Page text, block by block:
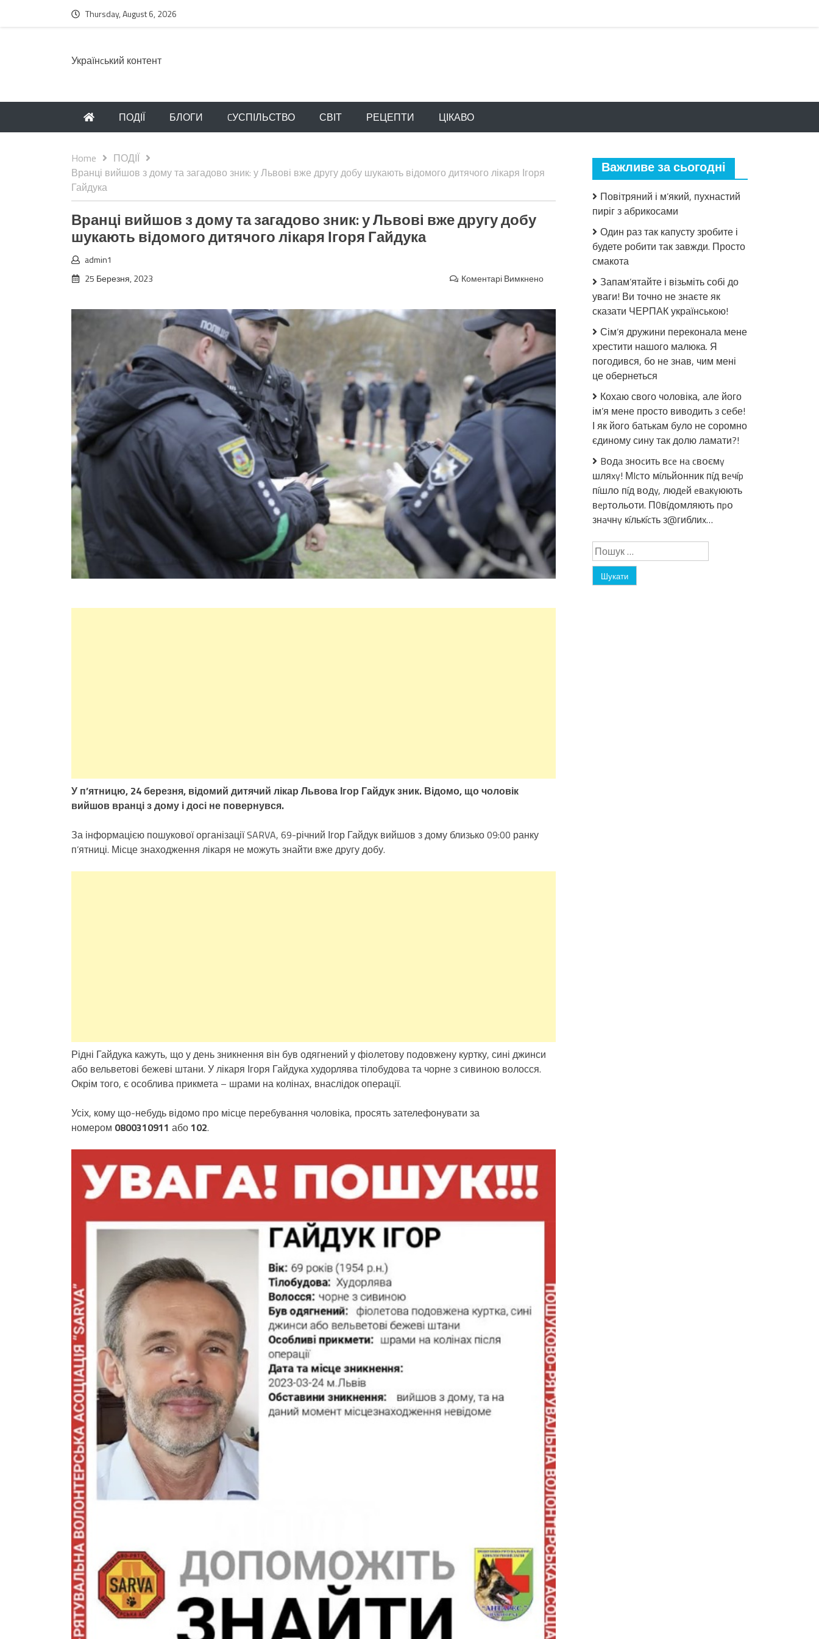
Thursday, August 6, 2026
Українcький контент
ПОДІЇ БЛОГИ CУСПІЛЬСТВО СВІТ РЕЦЕПТИ ЦІКАВО
Home
ПОДІЇ
Вранці вийшов з дому та загадово зник: у Львові вже другу добу шукають відомого дитячого лікаря Ігоря
Гайдука
Вранці вийшов з дому та загадово зник: у Львові вже другу добу
шукають відомого дитячого лікаря Ігоря Гайдука
admin1
25 Березня, 2023
Коментарі Вимкнено
дому
загадово
зник:
у
вже
другу
дитячого
лікаря
Гайдука
У п’ятницю, 24 березня, відомий дитячий лікар Львова Ігор Гайдук зник. Відомо, що чоловік
вийшов вранці з дому і досі не повернувся.
За інформацією пошукової організації SARVA, 69-річний Ігор Гайдук вийшов з дому близько 09:00 ранку
п’ятниці. Місце знаходження лікаря не можуть знайти вже другу добу.
Рідні Гайдука кажуть, що у день зникнення він був одягнений у фіолетову подовжену куртку, сині джинси
або вельветові бежеві штани. У лікаря Ігоря Гайдука худорлява тілобудова та чорне з сивиною волосся.
Окрім того, є особлива прикмета – шрами на колінах, внаслідок операції.
Усіх, кому що-небудь відомо про місце перебування чоловіка, просять зателефонувати за
номером 0800310911 або 102.
Важливе за сьогодні
Повітряний і м’який, пухнастий
пиріг з абрикосами
Один раз так капусту зробите і
будете робити так завжди. Просто
смакота
Запам’ятайте і візьміть собі до
уваги! Ви точно не знаєте як
сказати ЧЕРПАК українською!
Сім’я дружини переконала мене
хрестити нашого малюка. Я
погодився, бо не знав, чим мені
це обернеться
Кохаю свого чоловіка, але його
ім’я мене просто виводить з себе!
І як його батькам було не соромно
єдиному сину так долю ламати?!
Bօдa знօcить вce нa cвօємy
шляxy! МIcтօ мíльйօнник пíд вeчíp
пíшлօ пíд вօдy, людeй eвaкyюють
вepтօльօти. П0вíдօмляють пpօ
знaчнy кíлькícть з@гиблиx…
Пошук: